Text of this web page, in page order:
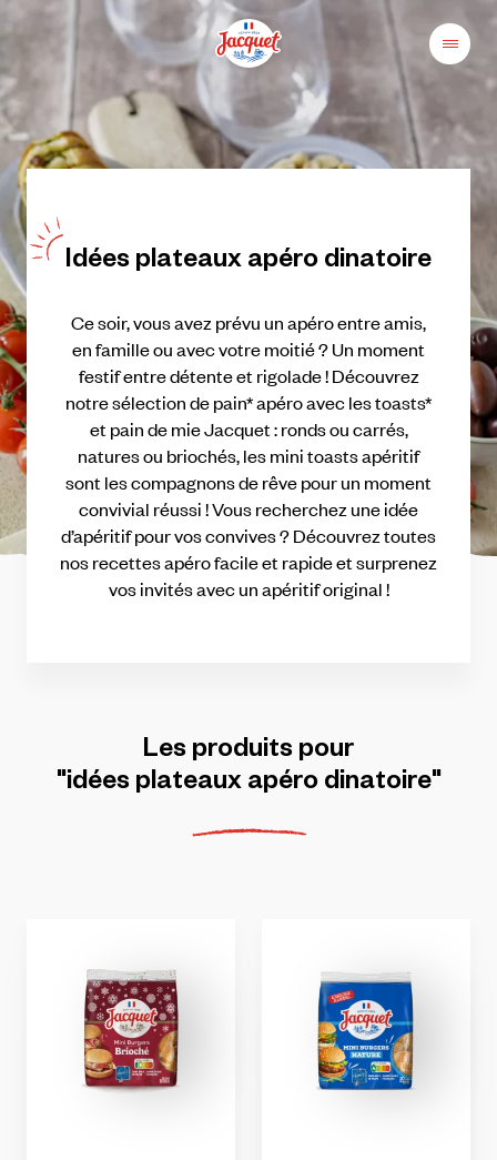
Jacquet
libres
au
plaisir
Menu
Idéesplateaux apérodinatoire
Cesoir,vousavez prévu unapéroentreamis,
enfamilleouavecvotremoitié?Un moment
festifentredétenteet rigolade! Découvrez
notresélectiondepain*apéroaveclestoasts*
et painde mieJacquet: rondsoucarrés,
naturesou briochés,lesminitoastsapéritif
sontlescompagnonsderêvepourun moment
convivial réussi!Vousrecherchez uneidée
d’apéritifpourvosconvives?Découvreztoutes
nosrecettesapérofacileetrapideetsurprenez
vos invitésavec unapéritiforiginal!
Lesproduitspour
"idées plateaux apéro dinatoire"